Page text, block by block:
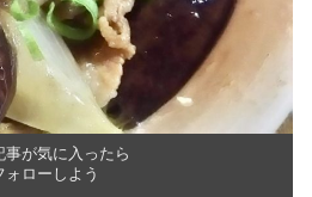
事が気に入ったら
ォローしよう